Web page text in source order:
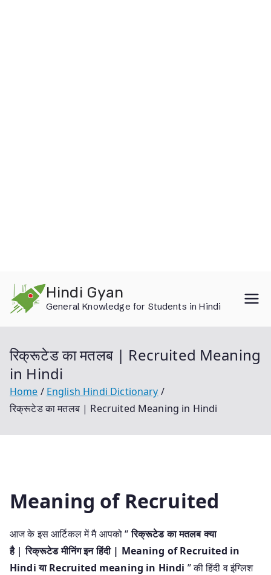
content
Hindi Gyan
General Knowledge for Students in Hindi
रिक्रूटेड का मतलब | Recruited Meaning
in Hindi
Home
English Hindi Dictionary
रिक्रूटेड का मतलब | Recruited Meaning in Hindi
Meaning of Recruited
आज के इस आर्टिकल में मै आपको “रिक्रूटेड का मतलब क्या
है|रिक्रूटेड मीनिंग इन हिंदी | Meaning of Recruited in
Hindi या Recruited meaning in Hindi ” की हिंदी व इंग्लिश